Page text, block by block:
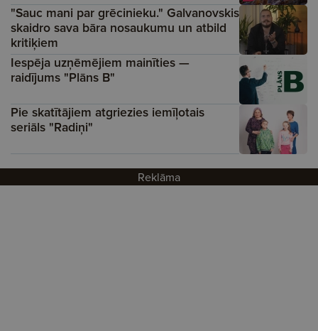
"Sauc mani par grēcinieku." Galvanovskis
skaidro sava bāra nosaukumu un atbild
kritiķiem
Iespēja uzņēmējiem mainīties —
raidījums "Plāns B"
Pie skatītājiem atgriezies iemīļotais
seriāls "Radiņi"
Reklāma